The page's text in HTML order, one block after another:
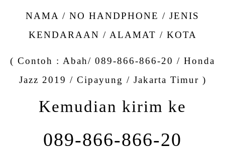
NAMA / NO HANDPHONE / JENIS
KENDARAAN / ALAMAT / KOTA
( Contoh : Abah/ 089-866-866-20 / Honda
Jazz 2019 / Cipayung / Jakarta Timur )
Kemudian kirim ke
089-866-866-20